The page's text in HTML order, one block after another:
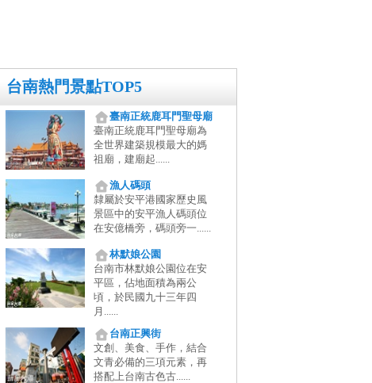
台南熱門景點TOP5
臺南正統鹿耳門聖母廟
臺南正統鹿耳門聖母廟為
全世界建築規模最大的媽
祖廟，建廟起......
漁人碼頭
隸屬於安平港國家歷史風
景區中的安平漁人碼頭位
在安億橋旁，碼頭旁一......
林默娘公園
台南市林默娘公園位在安
平區，佔地面積為兩公
頃，於民國九十三年四
月......
台南正興街
文創、美食、手作，結合
文青必備的三項元素，再
搭配上台南古色古......